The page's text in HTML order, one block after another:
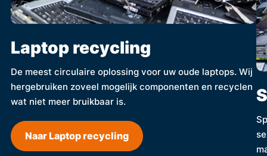
Laptop recycling
De meest circulaire oplossing voor uw oude laptops. Wij
hergebruiken zoveel mogelijk componenten en recyclen
wat niet meer bruikbaar is.
Naar Laptop recycling